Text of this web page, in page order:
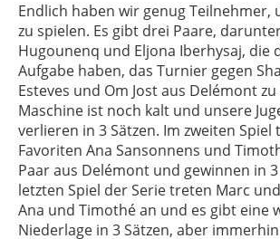
Endlich haben wir genug Teilnehmer,
zu spielen. Es gibt drei Paare,
Hugounenq und Eljona Iberhysaj, die
Aufgabe haben, das Turnier gegen
Esteves und Om Jost aus Delémont
Maschine ist noch kalt und unsere
verlieren in 3 Sätzen. Im zweiten
Favoriten Ana Sansonnens und
Paar aus Delémont und gewinnen in 3
letzten Spiel der Serie treten Marc
Ana und Timothé an und es gibt eine
Niederlage in 3 Sätzen, aber